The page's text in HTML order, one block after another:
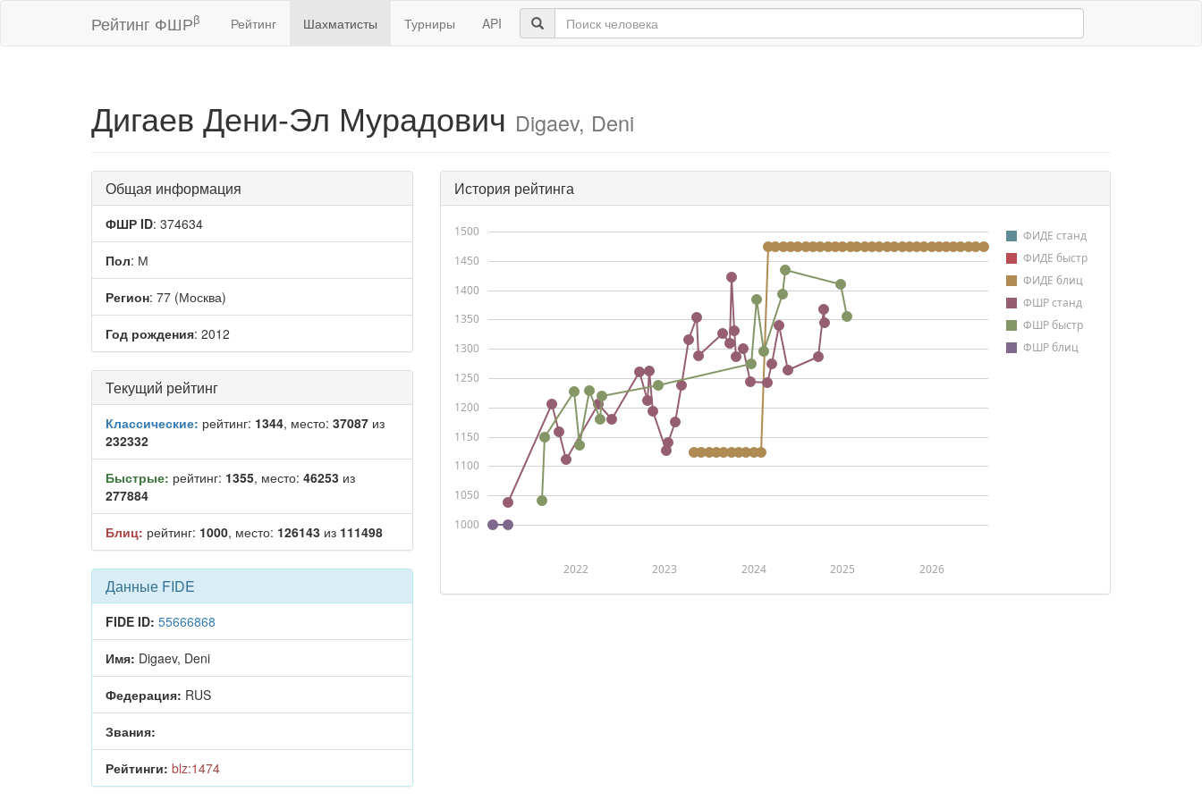
Рейтинг ФШРβ Рейтинг Шахматисты Турниры API
Дигаев Дени-Эл Мурадович Digaev, Deni
Общая информация
ФШР ID: 374634
Пол: М
Регион: 77 (Москва)
Год рождения: 2012
Текущий рейтинг
Классические: рейтинг: 1344, место: 37087 из
232332
Быстрые: рейтинг: 1355, место: 46253 из
277884
Блиц: рейтинг: 1000, место: 126143 из 111498
Данные FIDE
FIDE ID: 55666868
Имя: Digaev, Deni
Федерация: RUS
Звания:
Рейтинги: blz:1474
История рейтинга
ФИДЕ станд
ФИДЕ быстр
ФИДЕ блиц
ФШР станд
ФШР быстр
ФШР блиц
2022 2023 2024 2025 2026
1000
1050
1100
1150
1200
1250
1300
1350
1400
1450
1500